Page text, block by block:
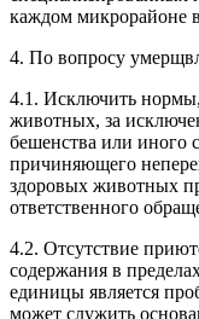
каждом микрорайоне
4. По вопросу
4.1. Исключить
животных, за
бешенства или иного
причиняющего
здоровых животных
ответственного
4.2. Отсутствие
содержания в
единицы является
может служить